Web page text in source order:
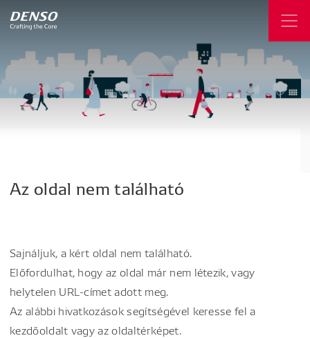
Az oldal nem található
Sajnáljuk, a kért oldal nem található.
Előfordulhat, hogy az oldal már nem létezik, vagy
helytelen URL-címet adott meg.
Az alábbi hivatkozások segítségével keresse fel a
kezdőoldalt vagy az oldaltérképet.